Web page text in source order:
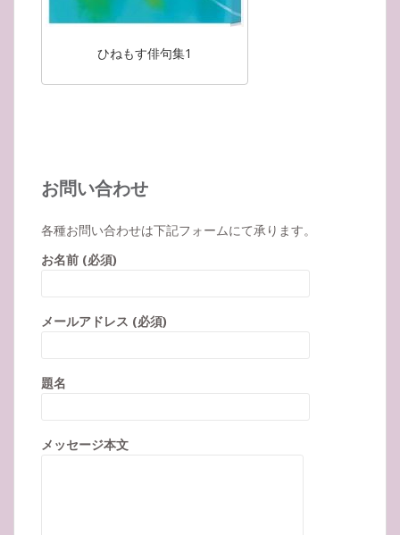
ひねもす俳句集1
お問い合わせ
各種お問い合わせは下記フォームにて承ります。
お名前 (必須)
メールアドレス (必須)
題名
メッセージ本文